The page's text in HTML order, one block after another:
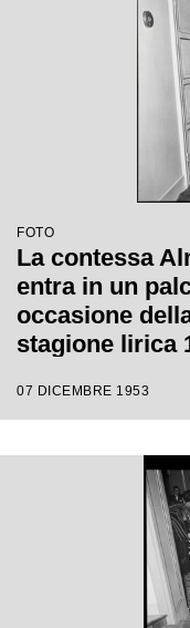
FOTO
La contessa
entra in un
occasione
stagione lirica
Carlo Maria
07 DICEMBRE 1953